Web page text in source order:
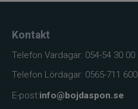
Kontakt
Telefon Vardagar: 054-54 30 00
Telefon Lördagar: 0565-711 600
E-post:info@bojdaspon.se